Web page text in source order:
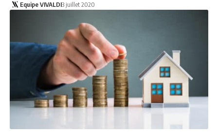
Equipe VIVALDI3 juillet 2020